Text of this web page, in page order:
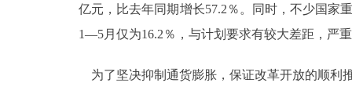
亿元，比去年同期增长57.2％。同时，不少国家
1—5月仅为16.2％，与计划要求有较大差距，严
为了坚决抑制通货膨胀，保证改革开放的顺利